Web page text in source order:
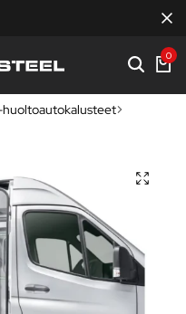
0
huoltoautokalusteet